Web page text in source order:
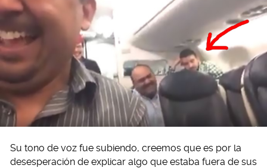
Su tono de voz fue subiendo, creemos que es por la
desesperación de explicar algo que estaba fuera de sus